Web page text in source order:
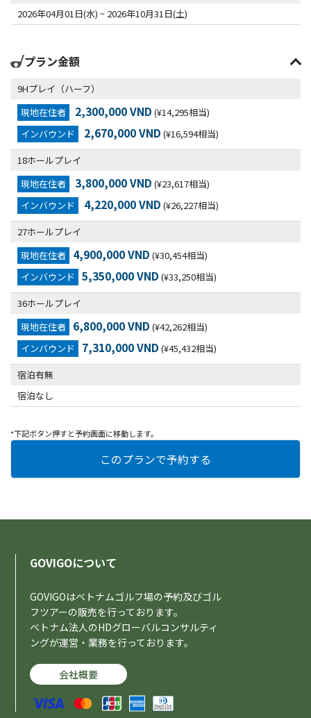
2026年04月01日(水) ~ 2026年10月31日(土)
プラン金額
9Hプレイ（ハーフ）
現地在住者
2,300,000 VND (¥14,295相当)
インバウンド
2,670,000 VND (¥16,594相当)
18ホールプレイ
現地在住者
3,800,000 VND (¥23,617相当)
インバウンド
4,220,000 VND (¥26,227相当)
27ホールプレイ
現地在住者 4,900,000 VND (¥30,454相当)
インバウンド
5,350,000 VND (¥33,250相当)
36ホールプレイ
現地在住者 6,800,000 VND (¥42,262相当)
インバウンド
7,310,000 VND (¥45,432相当)
宿泊有無
宿泊なし
*下記ボタン押すと予約画面に移動します。
GOVIGOについて
GOVIGOはベトナムゴルフ場の予約及びゴル
フツアーの販売を行っております。
ベトナム法人のHDグローバルコンサルティ
ングが運営・業務を行っております。
会社概要